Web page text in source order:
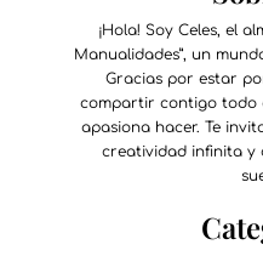
¡Hola! Soy Celes, el
Manualidades”, un
Gracias por estar
compartir contigo todo
apasiona hacer. Te
creatividad infinita y